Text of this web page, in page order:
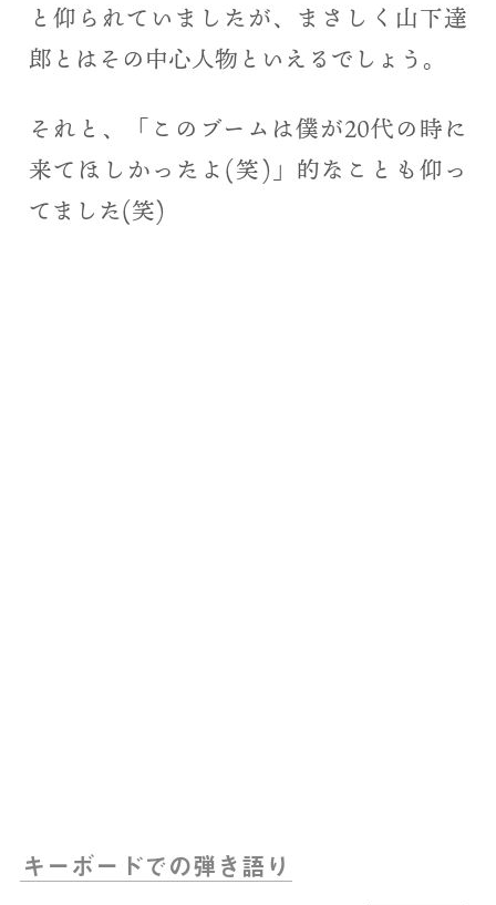
と仰られていましたが、まさしく山下達
郎とはその中心人物といえるでしょう。
それと、「このブームは僕が20代の時に
来てほしかったよ(笑)」的なことも仰っ
てました(笑)
キーボードでの弾き語り